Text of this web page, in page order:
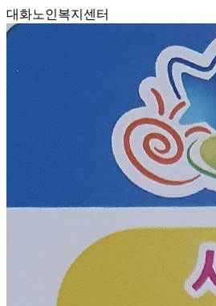
대화노인복지센터